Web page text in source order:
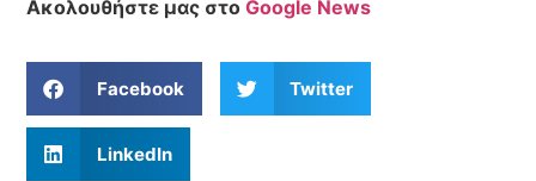
Ακολουθήστε μας στοGoogle News
Facebook Twitter
LinkedIn